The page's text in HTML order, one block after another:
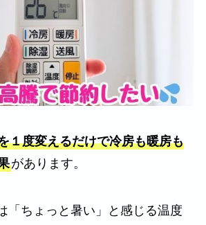
１度変えるだけで冷房も暖房も
があります。
「ちょっと暑い」と感じる温度